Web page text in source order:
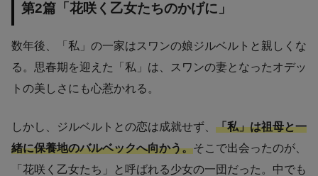
第2篇「花咲く乙女たちのかげに」
数年後、「私」の一家はスワンの娘ジルベルトと親しくな
る。思春期を迎えた「私」は、スワンの妻となったオデッ
トの美しさにも心惹かれる。
しかし、ジルベルトとの恋は成就せず、 「私」は祖母と一
緒に保養地のバルベックへ向かう。そこで出会ったのが、
「花咲く乙女たち」と呼ばれる少女の一団だった。中でも